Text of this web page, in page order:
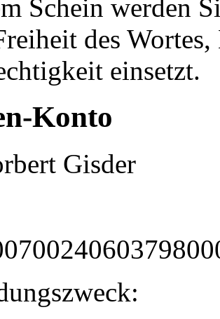
Schein werden
des
einsetzt.
Konto
Gisder